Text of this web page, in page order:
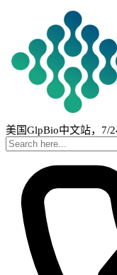
美国GlpBio中文站，7/